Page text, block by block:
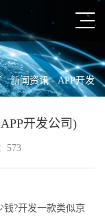
- 新闻资讯 - APP开发
开发公司)
573
钱?开发一款类似京